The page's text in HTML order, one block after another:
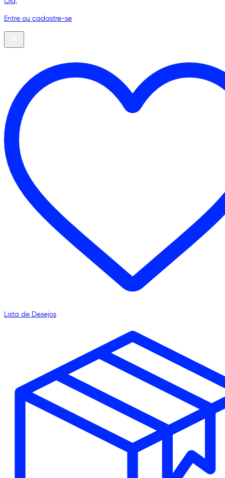
Entre ou cadastre-se
Lista de Desejos